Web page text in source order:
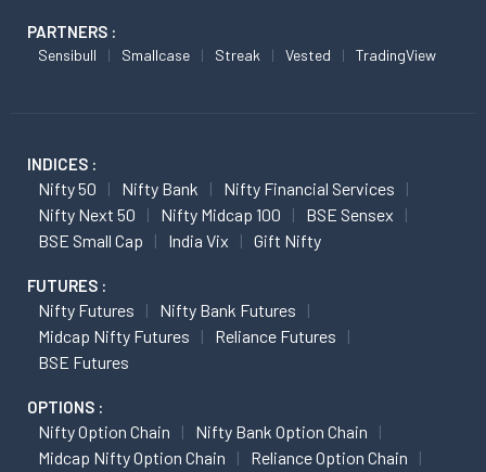
PARTNERS :
Sensibull Smallcase Streak Vested TradingView
INDICES :
Nifty 50 Nifty Bank
Nifty Financial Services
Nifty Next 50
Nifty Midcap 100
BSE Sensex
BSE Small Cap
India Vix Gift Nifty
FUTURES :
Nifty Futures
Nifty Bank Futures
Midcap Nifty Futures
Reliance Futures
BSE Futures
OPTIONS :
Nifty Option Chain
Nifty Bank Option Chain
Midcap Nifty Option Chain
Reliance Option Chain